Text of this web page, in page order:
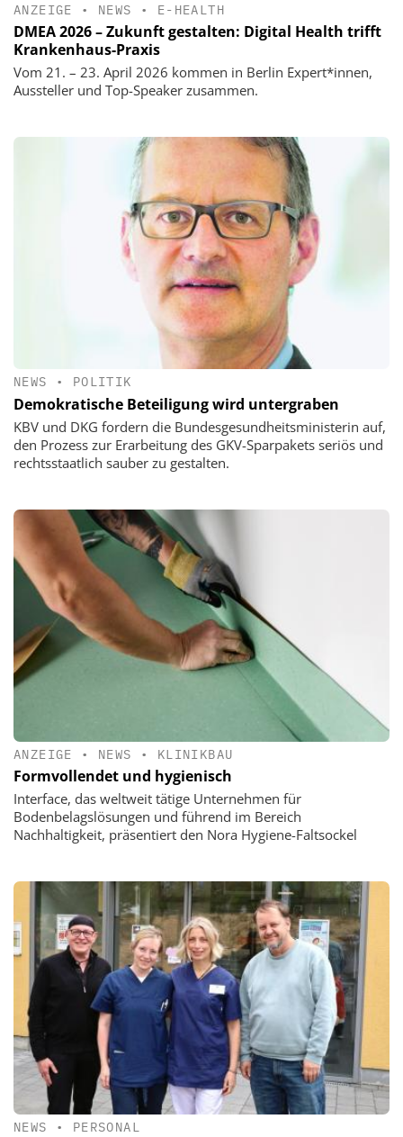
ANZEIGE • NEWS • E-HEALTH
DMEA 2026 – Zukunft gestalten: Digital Health trifft
Krankenhaus-Praxis
Vom 21. – 23. April 2026 kommen in Berlin Expert*innen,
Aussteller und Top-Speaker zusammen.
NEWS • POLITIK
Demokratische Beteiligung wird untergraben
KBV und DKG fordern die Bundesgesundheitsministerin auf,
den Prozess zur Erarbeitung des GKV-Sparpakets seriös und
rechtsstaatlich sauber zu gestalten.
ANZEIGE • NEWS • KLINIKBAU
Formvollendet und hygienisch
Interface, das weltweit tätige Unternehmen für
Bodenbelagslösungen und führend im Bereich
Nachhaltigkeit, präsentiert den Nora Hygiene-Faltsockel
NEWS • PERSONAL